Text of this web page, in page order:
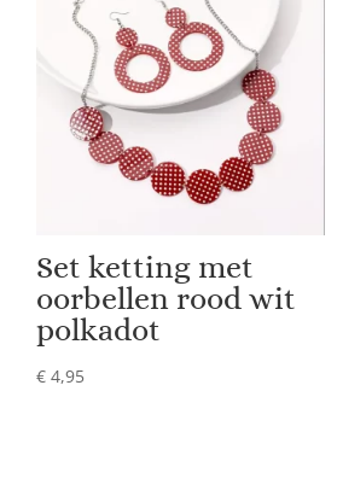
Set ketting met
oorbellen rood wit
polkadot
€ 4,95